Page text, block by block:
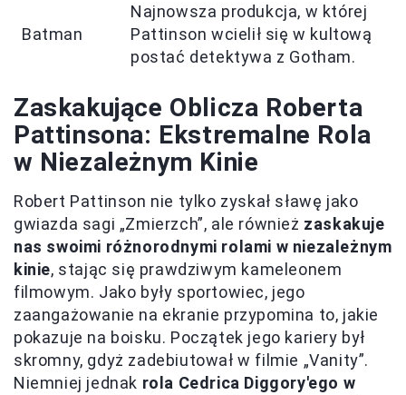
Batman
Najnowsza produkcja, w której
Pattinson wcielił się w kultową
postać detektywa z Gotham.
Zaskakujące Oblicza Roberta
Pattinsona: Ekstremalne Rola
w Niezależnym Kinie
Robert Pattinson nie tylko zyskał sławę jako
gwiazda sagi „Zmierzch”, ale również zaskakuje
nas swoimi różnorodnymi rolami w niezależnym
kinie, stając się prawdziwym kameleonem
filmowym. Jako były sportowiec, jego
zaangażowanie na ekranie przypomina to, jakie
pokazuje na boisku. Początek jego kariery był
skromny, gdyż zadebiutował w filmie „Vanity”.
Niemniej jednak rola Cedrica Diggory'ego w